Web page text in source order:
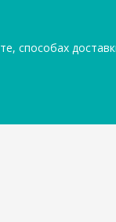
способах